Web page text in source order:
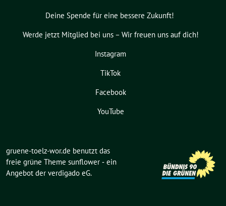
Deine Spende für eine bessere Zukunft!
Werde jetzt Mitglied bei uns – Wir freuen uns auf dich!
Instagram
TikTok
Facebook
YouTube
gruene-toelz-wor.de benutzt das
freie grüne Theme sunflower ‐ ein
Angebot der verdigado eG.